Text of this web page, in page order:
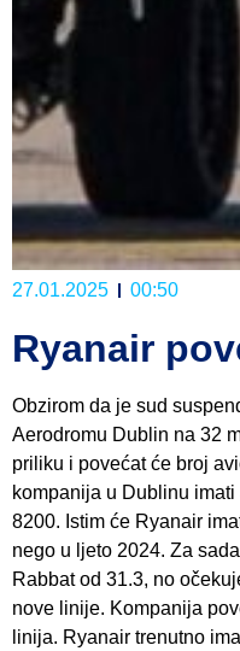
27.01.2025 00:50
Ryanair
Obzirom da je sud
Aerodromu Dublin na 32
priliku i povećat će broj
kompanija u Dublinu
8200. Istim će Ryanair
nego u ljeto 2024. Za
Rabbat od 31.3, no
nove linije. Kompanija
linija. Ryanair trenutno